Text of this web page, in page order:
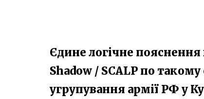
Єдине логічне пояснення
Shadow​ / SCALP по
угрупування армії РФ у